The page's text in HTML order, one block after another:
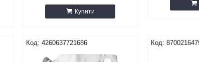
Купити
4260637721686